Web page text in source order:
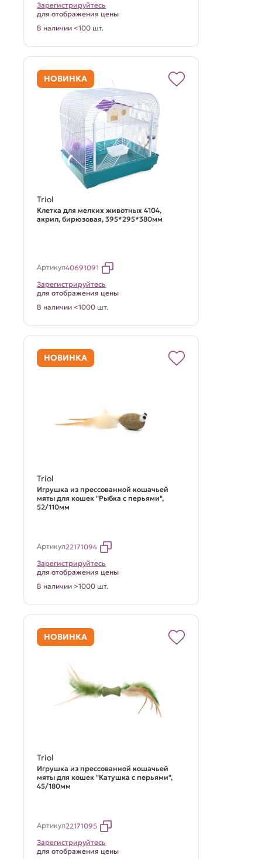
Зарегистрируйтесь
для отображения цены
В наличии <100 шт.
НОВИНКА
Triol
Клетка для мелких животных 4104,
акрил, бирюзовая, 395*295*380мм
Артикул40691091
Зарегистрируйтесь
для отображения цены
В наличии <1000 шт.
НОВИНКА
Triol
Игрушка из прессованной кошачьей
мяты для кошек "Рыбка с перьями",
52/110мм
Артикул22171094
Зарегистрируйтесь
для отображения цены
В наличии >1000 шт.
НОВИНКА
Triol
Игрушка из прессованной кошачьей
мяты для кошек "Катушка с перьями",
45/180мм
Артикул22171095
Зарегистрируйтесь
для отображения цены